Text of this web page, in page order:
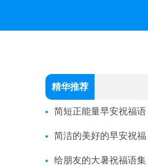
精华推荐
简短正能量早安祝福语
汇总135句
简洁的美好的早安祝福
语短信大合集55句
给朋友的大暑祝福语集